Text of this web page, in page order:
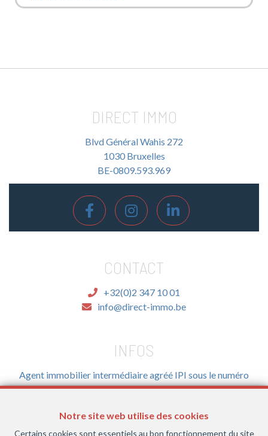
Notre site web utilise des cookies
Certains cookies sont essentiels au bon fonctionnement du site
DIRECT IMMO
Blvd Général Wahis 272
1030 Bruxelles
BE-0809.593.969
CONTACT
+32(0)2 347 10 01
info@direct-immo.be
INFOS
Agent immobilier intermédiaire agréé IPI sous le numéro
505.527 en Belgique- Instance de contrôle: Institut
16B, 1000 Bruxelles (+32 2 505 38 50 - info@ipi.be) - Soumis
aucode déontologique de l’ IPI